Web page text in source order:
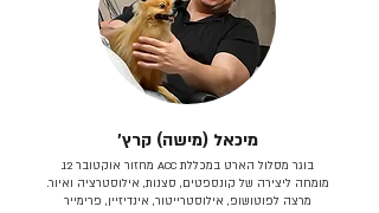
מיכאל (מישה) קרץ׳
בוגר מסלול הארט במכללת ACC מחזור אוקטובר 12.
מומחה ליצירה של קונספטים, סצנות, אילוסטרציה ואיור.
מרצה לפוטושופ, אילוסטרייטור, אינדיזיין, פרימייר